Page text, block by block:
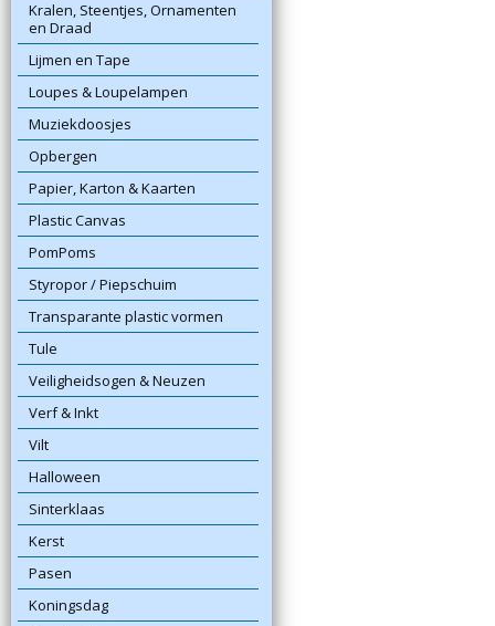
Kralen, Steentjes, Ornamenten
en Draad
Lijmen en Tape
Loupes & Loupelampen
Muziekdoosjes
Opbergen
Papier, Karton & Kaarten
Plastic Canvas
PomPoms
Styropor / Piepschuim
Transparante plastic vormen
Tule
Veiligheidsogen & Neuzen
Verf & Inkt
Vilt
Halloween
Sinterklaas
Kerst
Pasen
Koningsdag